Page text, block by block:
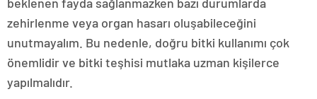
zehirlenme veya organ hasarı oluşabileceğini
unutmayalım. Bu nedenle, doğru bitki kullanımı çok
önemlidir ve bitki teşhisi mutlaka uzman kişilerce
yapılmalıdır.